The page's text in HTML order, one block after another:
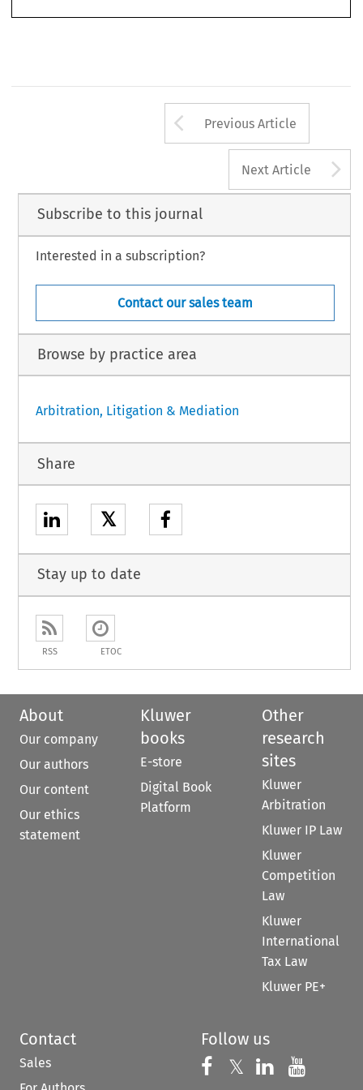
Arrow button
Previous Article
Next Article
Subscribe to this journal
Interested in a subscription?
Contact our sales team
Browse by practice area
Arbitration, Litigation & Mediation
Share
𝕏
Stay up to date
RSS ETOC
About
Our company
Our authors
Our content
Our ethics
statement
Kluwer
books
E-store
Digital Book
Platform
Other
research
sites
Kluwer
Arbitration
Kluwer IP Law
Kluwer
Competition
Law
Kluwer
International
Tax Law
Kluwer PE+
Contact
Sales
Follow us
Follow us on
𝕏 Follow us on
Follow us